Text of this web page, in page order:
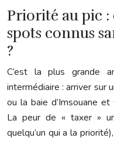
Priorité au pic
spots connus
?
C’est la plus grande
intermédiaire : arriver sur
ou la baie d’Imsouane
La peur de « taxer »
quelqu’un qui a la